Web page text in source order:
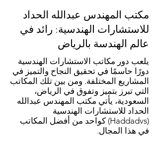
مكتب المهندس عبدالله الحداد
للاستشارات الهندسية: رائد في
عالم الهندسة بالرياض
يلعب دور مكاتب الاستشارات الهندسية
دورًا حاسمًا في تحقيق النجاح والتميز في
المشاريع المختلفة. ومن بين تلك المكاتب
التي تبرز بتميز وتفوق في الرياض،
السعودية، يأتي مكتب المهندس عبدالله
الحداد للاستشارات الهندسية
(Haddadvs) كواحد من أفضل المكاتب
في هذا المجال.